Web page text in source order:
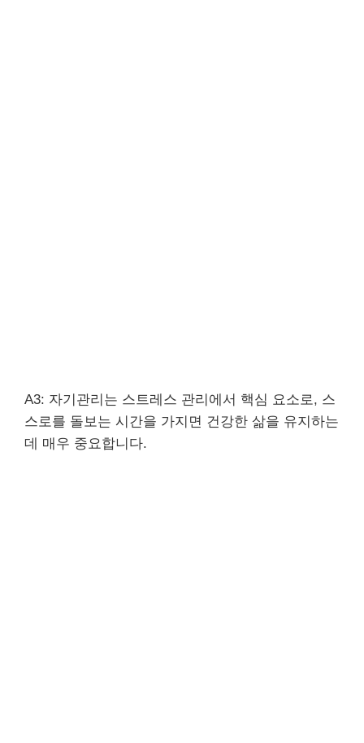
A3: 자기관리는 스트레스 관리에서 핵심 요소로, 스
스로를 돌보는 시간을 가지면 건강한 삶을 유지하는
데 매우 중요합니다.